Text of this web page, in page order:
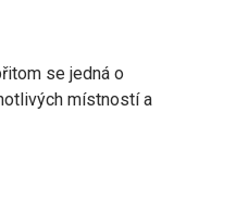
se jedná o
místností a